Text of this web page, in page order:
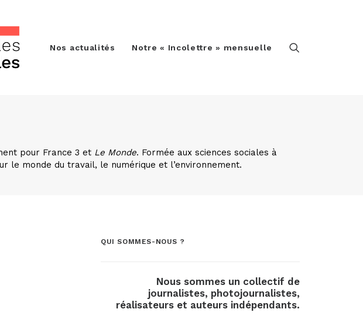
Nos actualités Notre « Incolettre » mensuelle
pour France 3 et Le Monde. Formée aux sciences sociales à
le monde du travail, le numérique et l’environnement.
QUI SOMMES-NOUS ?
Nous sommes un collectif de
journalistes, photojournalistes,
réalisateurs et auteurs indépendants.